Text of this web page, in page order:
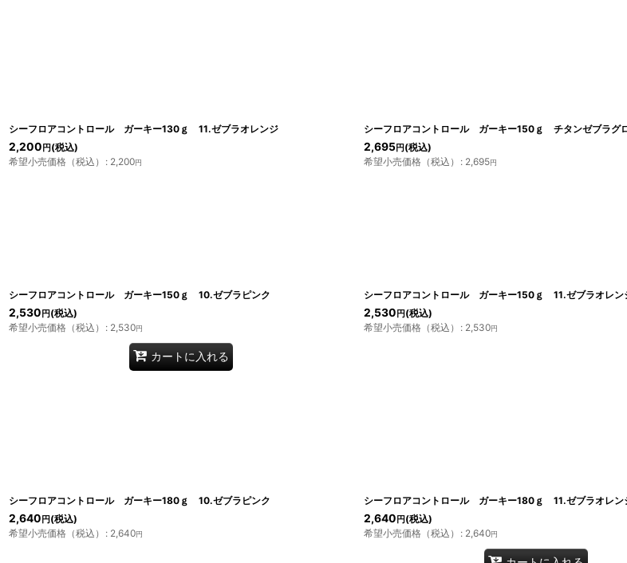
シーフロアコントロール ガーキー130ｇ 11.ゼブラオレンジ
2,200 円 (税込)
希望小売価格（税込） : 2,200円
シーフロアコントロール ガーキー150ｇ チタンゼブラグ
2,695円(税込)
希望小売価格（税込） : 2,695円
シーフロアコントロール ガーキー150ｇ 10.ゼブラピンク
2,530 円 (税込)
希望小売価格（税込） : 2,530円
カートに入れる
シーフロアコントロール ガーキー150ｇ 11.ゼブラオレン
2,530 円(税込)
希望小売価格（税込） : 2,530円
シーフロアコントロール ガーキー180ｇ 10.ゼブラピンク
2,640 円 (税込)
希望小売価格（税込） : 2,640円
シーフロアコントロール ガーキー180ｇ 11.ゼブラオレン
2,640 円(税込)
希望小売価格（税込） : 2,640円